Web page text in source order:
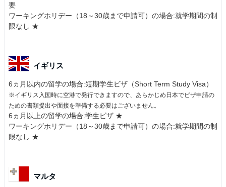
要
ワーキングホリデー（18～30歳まで申請可）の場合:就学期間の制
限なし ★
イギリス
6ヵ月以内の留学の場合:短期学生ビザ（Short Term Study Visa）
※イギリス入国時に空港で発行できますので、あらかじめ日本でビザ申請の
ための書類提出や面接を準備する必要はございません。
6ヵ月以上の留学の場合:学生ビザ ★
ワーキングホリデー（18～30歳まで申請可）の場合:就学期間の制
限なし ★
マルタ